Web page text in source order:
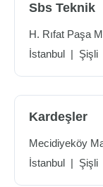
Sbs Teknik
H. Rıfat Paşa
İstanbul | Şişli
Kardeşler
Mecidiyeköy
İstanbul | Şişli